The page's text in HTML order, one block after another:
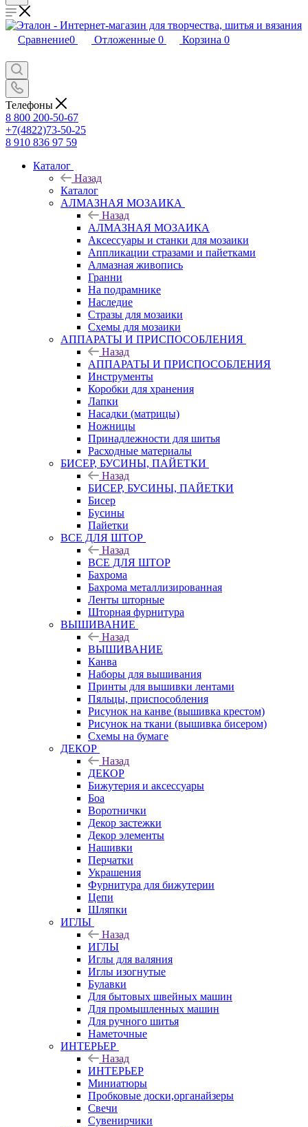
Сравнение0 Отложенные 0 Корзина 0
Телефоны
8 800 200-50-67
+7(4822)73-50-25
8 910 836 97 59
Каталог
Назад
Каталог
АЛМАЗНАЯ МОЗАИКА
Назад
АЛМАЗНАЯ МОЗАИКА
Аксессуары и станки для мозаики
Аппликации стразами и пайетками
Алмазная живопись
Гранни
На подрамнике
Наследие
Стразы для мозаики
Схемы для мозаики
АППАРАТЫ И ПРИСПОСОБЛЕНИЯ
Назад
АППАРАТЫ И ПРИСПОСОБЛЕНИЯ
Инструменты
Коробки для хранения
Лапки
Насадки (матрицы)
Ножницы
Принадлежности для шитья
Расходные материалы
БИСЕР, БУСИНЫ, ПАЙЕТКИ
Назад
БИСЕР, БУСИНЫ, ПАЙЕТКИ
Бисер
Бусины
Пайетки
ВСЕ ДЛЯ ШТОР
Назад
ВСЕ ДЛЯ ШТОР
Бахрома
Бахрома металлизированная
Ленты шторные
Шторная фурнитура
ВЫШИВАНИЕ
Назад
ВЫШИВАНИЕ
Канва
Наборы для вышивания
Принты для вышивки лентами
Пяльцы, приспособления
Рисунок на канве (вышивка крестом)
Рисунок на ткани (вышивка бисером)
Схемы на бумаге
ДЕКОР
Назад
ДЕКОР
Бижутерия и аксессуары
Боа
Воротнички
Декор застежки
Декор элементы
Нашивки
Перчатки
Украшения
Фурнитура для бижутерии
Цепи
Шляпки
ИГЛЫ
Назад
ИГЛЫ
Иглы для валяния
Иглы изогнутые
Булавки
Для бытовых швейных машин
Для промышленных машин
Для ручного шитья
Наметочные
ИНТЕРЬЕР
Назад
ИНТЕРЬЕР
Миниатюры
Пробковые доски,органайзеры
Свечи
Сувенирчики